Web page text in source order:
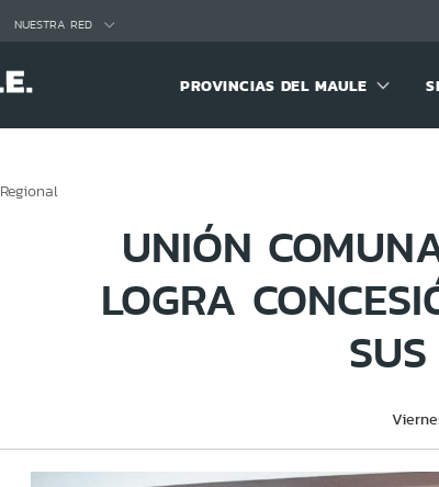
NUESTRA RED
PROVINCIAS DEL MAULE
Regional
UNIÓN
LOGRA